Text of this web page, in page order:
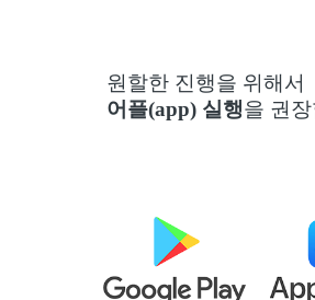
원할한 진행을 위해서
어플(app) 실행을 권